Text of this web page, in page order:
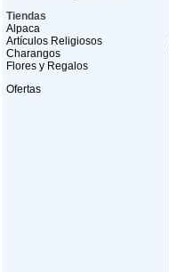
Tiendas
Alpaca
Artículos Religiosos
Charangos
Flores y Regalos
Ofertas